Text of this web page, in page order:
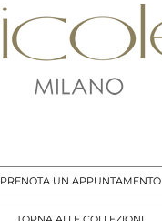
PRENOTA UN APPUNTAMENTO